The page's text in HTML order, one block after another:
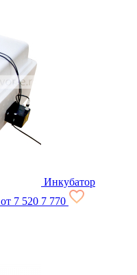
Инкубатор
от 7 520 7 770